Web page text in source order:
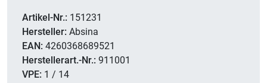
Artikel-Nr.: 151231
Hersteller: Absina
EAN: 4260368689521
Herstellerart.-Nr.: 911001
VPE: 1 / 14